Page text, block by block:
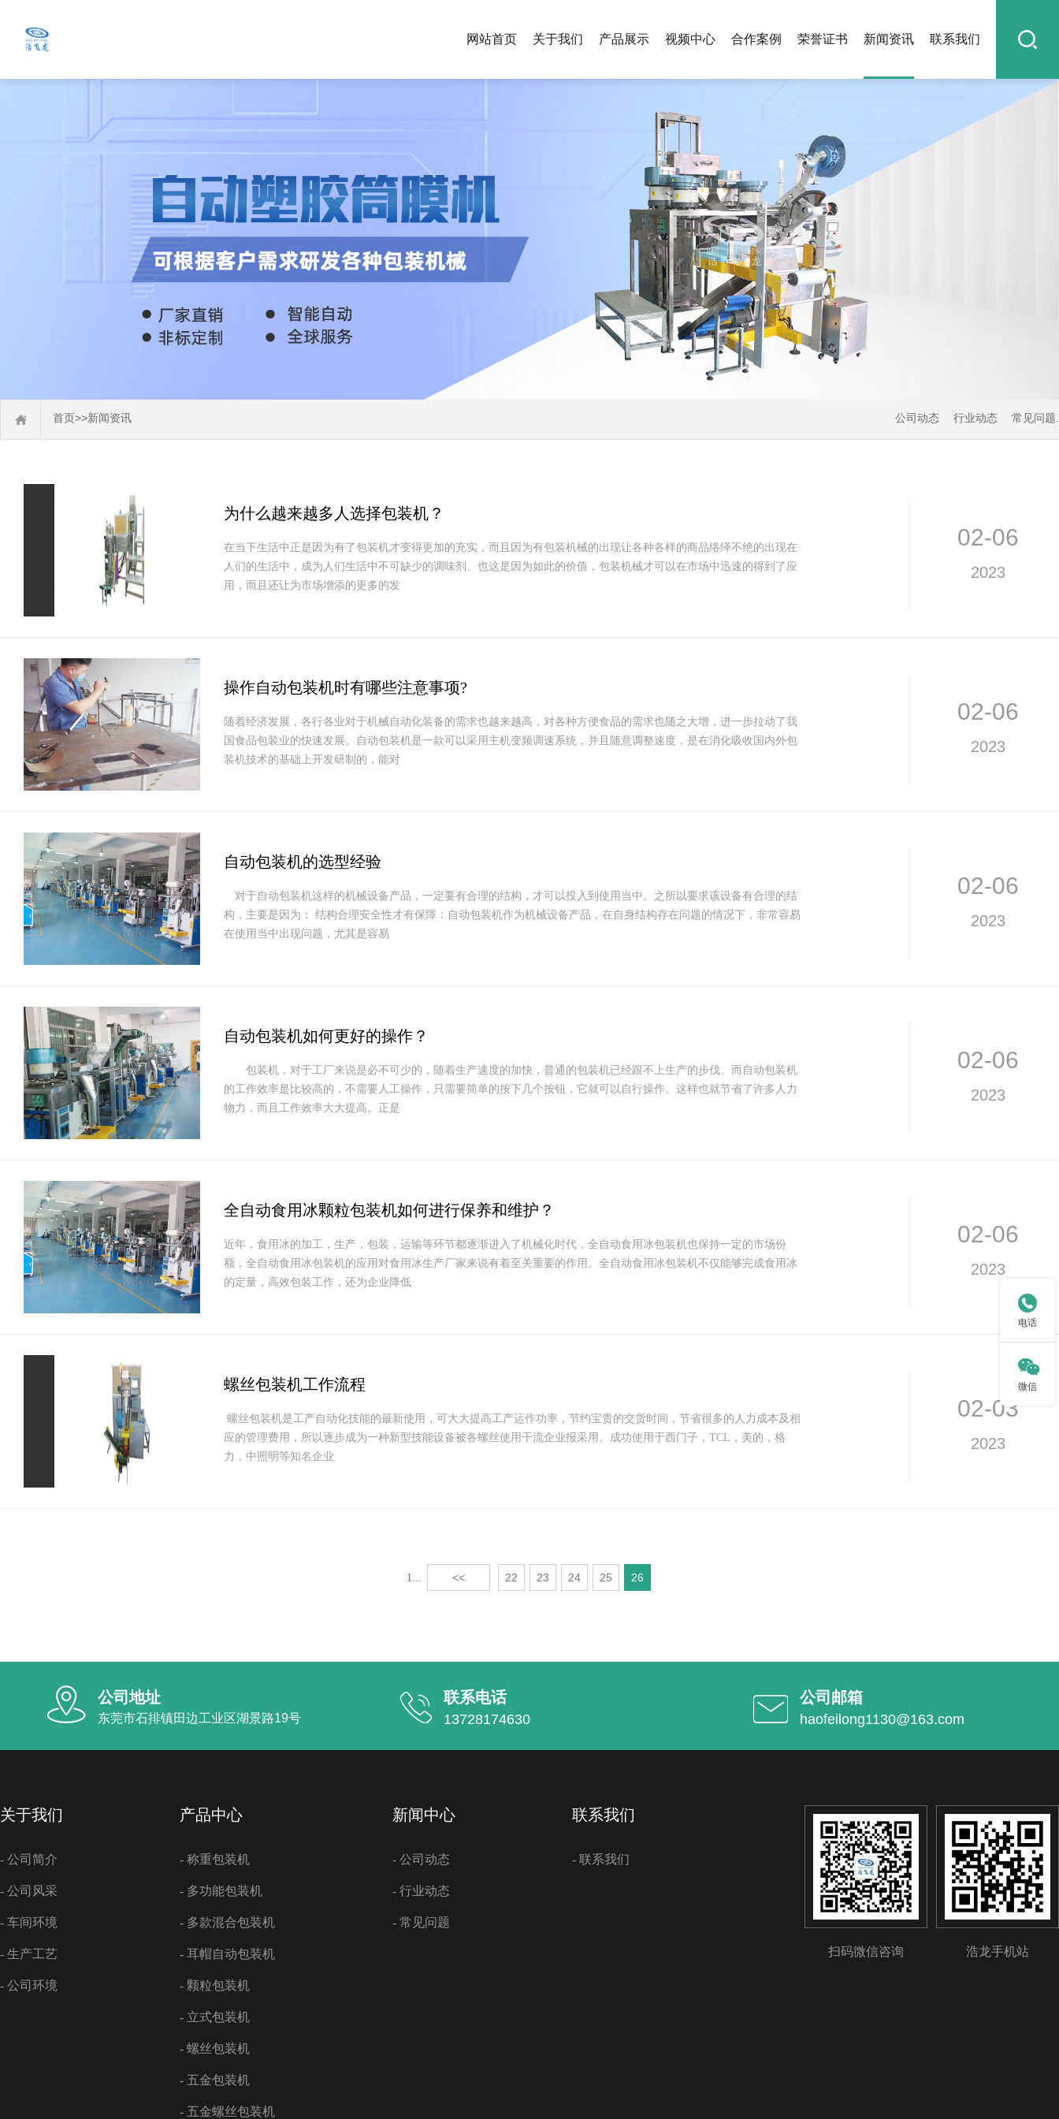
网站首页 关于我们 产品展示 视频中心 合作案例 荣誉证书 新闻资讯 联系我们
首页>>新闻资讯 公司动态 行业动态 常见问题
02-06
2023
为什么越来越多人选择包装机？
在当下生活中正是因为有了包装机才变得更加的充实，而且因为有包装机械的出现让各种各样的商品络绎不绝的出现在
人们的生活中，成为人们生活中不可缺少的调味剂。也这是因为如此的价值，包装机械才可以在市场中迅速的得到了应
用，而且还让为市场增添的更多的发
02-06
2023
操作自动包装机时有哪些注意事项?
随着经济发展，各行各业对于机械自动化装备的需求也越来越高，对各种方便食品的需求也随之大增，进一步拉动了我
国食品包装业的快速发展。自动包装机是一款可以采用主机变频调速系统，并且随意调整速度，是在消化吸收国内外包
装机技术的基础上开发研制的，能对
02-06
2023
自动包装机的选型经验
对于自动包装机这样的机械设备产品，一定要有合理的结构，才可以投入到使用当中。之所以要求该设备有合理的结
构，主要是因为： 结构合理安全性才有保障：自动包装机作为机械设备产品，在自身结构存在问题的情况下，非常容易
在使用当中出现问题，尤其是容易
02-06
2023
自动包装机如何更好的操作？
包装机，对于工厂来说是必不可少的，随着生产速度的加快，普通的包装机已经跟不上生产的步伐。而自动包装机
的工作效率是比较高的，不需要人工操作，只需要简单的按下几个按钮，它就可以自行操作。这样也就节省了许多人力
物力，而且工作效率大大提高。正是
02-06
2023
全自动食用冰颗粒包装机如何进行保养和维护？
近年，食用冰的加工，生产，包装，运输等环节都逐渐进入了机械化时代，全自动食用冰包装机也保持一定的市场份
额，全自动食用冰包装机的应用对食用冰生产厂家来说有着至关重要的作用。全自动食用冰包装机不仅能够完成食用冰
的定量，高效包装工作，还为企业降低
02-03
2023
螺丝包装机工作流程
螺丝包装机是工产自动化技能的最新使用，可大大提高工产运作功率，节约宝贵的交货时间，节省很多的人力成本及相
应的管理费用，所以逐步成为一种新型技能设备被各螺丝使用干流企业报采用。成功使用于西门子，TCL，美的，格
力，中照明等知名企业
1... << 22 23 24 25 26
公司地址
东莞市石排镇田边工业区湖景路19号
联系电话
13728174630
公司邮箱
haofeilong1130@163.com
关于我们
- 公司简介
- 公司风采
- 车间环境
- 生产工艺
- 公司环境
产品中心
- 称重包装机
- 多功能包装机
- 多款混合包装机
- 耳帽自动包装机
- 颗粒包装机
- 立式包装机
- 螺丝包装机
- 五金包装机
- 五金螺丝包装机
新闻中心
- 公司动态
- 行业动态
- 常见问题
联系我们
- 联系我们
扫码微信咨询 浩龙手机站

电话

微信